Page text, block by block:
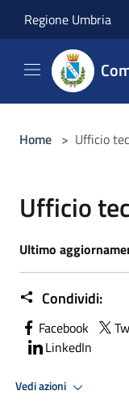
Regione Umbria
Home > Ufficio
Ufficio
Ultimo
Condividi:
Facebook
LinkedIn
Vedi azioni